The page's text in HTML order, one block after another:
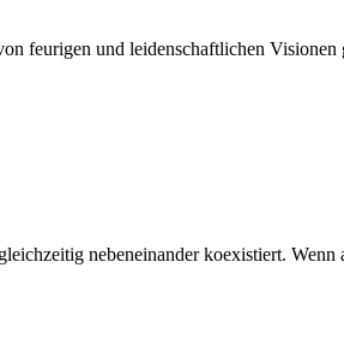
feurigen und leidenschaftlichen Visionen
nebeneinander koexistiert.